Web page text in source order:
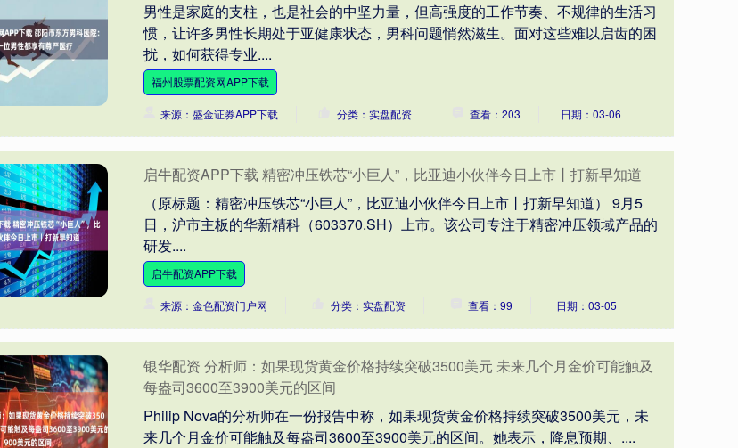
男性是家庭的支柱，也是社会的中坚力量，但高强度的工作节奏、不规律的生活习
惯，让许多男性长期处于亚健康状态，男科问题悄然滋生。面对这些难以启齿的困
扰，如何获得专业....
福州股票配资网APP下载
来源：盛金证券APP下载 分类：实盘配资 查看：203 日期：03-06
启牛配资APP下载 精密冲压铁芯“小巨人”，比亚迪小伙伴今日上市丨打新早知道
（原标题：精密冲压铁芯“小巨人”，比亚迪小伙伴今日上市丨打新早知道） 9月5
日，沪市主板的华新精科（603370.SH）上市。该公司专注于精密冲压领域产品的
研发....
启牛配资APP下载
来源：金色配资门户网 分类：实盘配资 查看：99 日期：03-05
银华配资 分析师：如果现货黄金价格持续突破3500美元 未来几个月金价可能触及
每盎司3600至3900美元的区间
Philip Nova的分析师在一份报告中称，如果现货黄金价格持续突破3500美元，未
来几个月金价可能触及每盎司3600至3900美元的区间。她表示，降息预期、....